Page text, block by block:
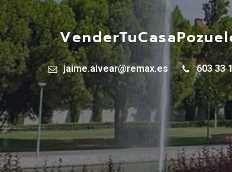
jaime.alvear@remax.es 603 33